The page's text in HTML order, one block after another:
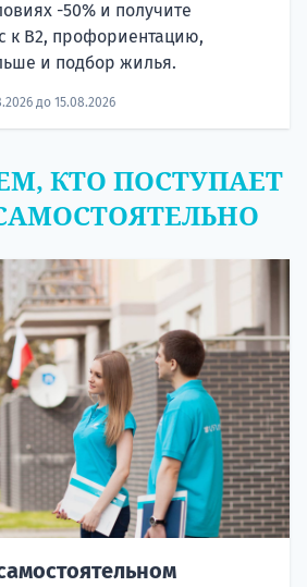
-50% и получите
к B2, профориентацию,
и подбор жилья.
до 15.08.2026
КТО ПОСТУПАЕТ